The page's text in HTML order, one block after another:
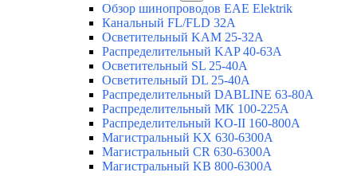
Обзор шинопроводов EAE Elektrik
Канальный FL/FLD 32A
Осветительный KAM 25-32А
Распределительный KAP 40-63A
Осветительный SL 25-40А
Осветительный DL 25-40А
Распределительный DABLINE 63-80A
Распределительный МК 100-225А
Распределительный KO-II 160-800А
Магистральный KX 630-6300А
Магистральный CR 630-6300А
Магистральный KB 800-6300А